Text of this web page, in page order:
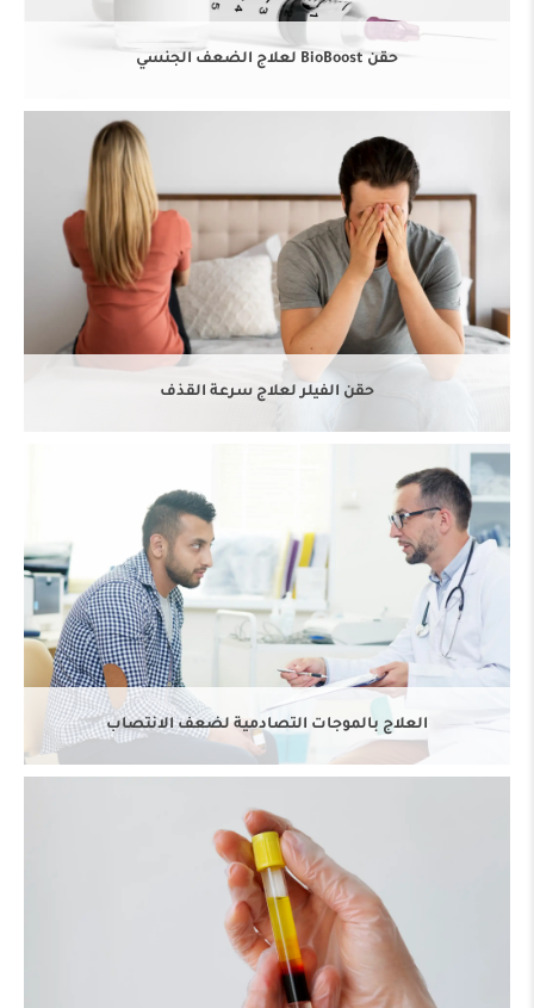
حقن BioBoost لعلاج الضعف الجنسي
حقن الفيلر لعلاج سرعة القذف
العلاج بالموجات التصادمية لضعف الانتصاب
العلاج بالموجات التصادمية لضعف الانتصاب
حقن البلازما لعلاج ضعف الانتصاب وسرعة القذف